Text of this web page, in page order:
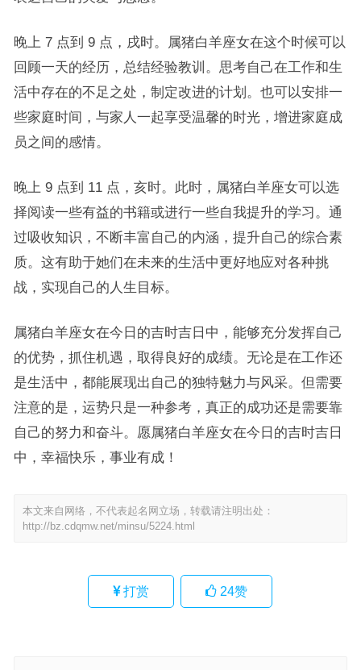
晚上 7 点到 9 点，戌时。属猪白羊座女在这个时候可以
回顾一天的经历，总结经验教训。思考自己在工作和生
活中存在的不足之处，制定改进的计划。也可以安排一
些家庭时间，与家人一起享受温馨的时光，增进家庭成
员之间的感情。
晚上 9 点到 11 点，亥时。此时，属猪白羊座女可以选
择阅读一些有益的书籍或进行一些自我提升的学习。通
过吸收知识，不断丰富自己的内涵，提升自己的综合素
质。这有助于她们在未来的生活中更好地应对各种挑
战，实现自己的人生目标。
属猪白羊座女在今日的吉时吉日中，能够充分发挥自己
的优势，抓住机遇，取得良好的成绩。无论是在工作还
是生活中，都能展现出自己的独特魅力与风采。但需要
注意的是，运势只是一种参考，真正的成功还是需要靠
自己的努力和奋斗。愿属猪白羊座女在今日的吉时吉日
中，幸福快乐，事业有成！
本文来自网络，不代表起名网立场，转载请注明出处：
http://bz.cdqmw.net/minsu/5224.html
打赏 24赞